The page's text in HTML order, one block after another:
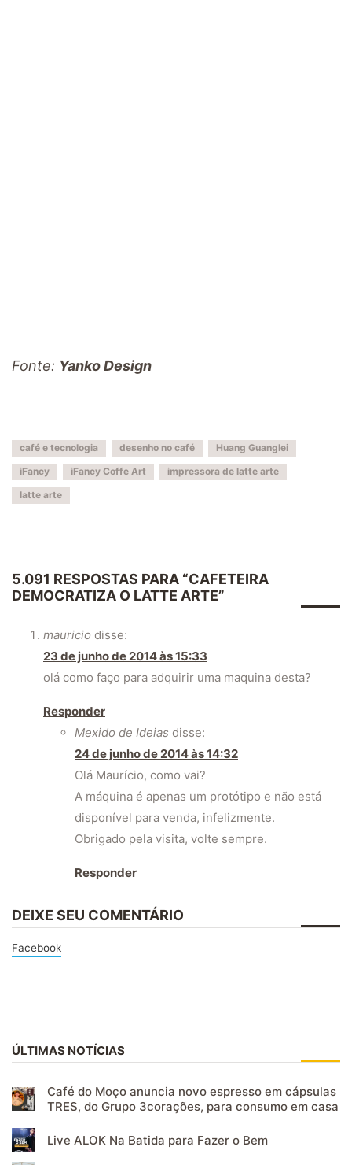
Fonte: Yanko Design
café e tecnologia desenho no café
Huang Guanglei
iFancy
iFancy Coffe Art
impressora de latte arte
latte arte
5.091 RESPOSTAS PARA “CAFETEIRA
DEMOCRATIZA O LATTE ARTE”
mauricio disse:
23 de junho de 2014 às 15:33
olá como faço para adquirir uma maquina desta?
Responder
Mexido de Ideias disse:
24 de junho de 2014 às 14:32
Olá Maurício, como vai?
A máquina é apenas um protótipo e não está
disponível para venda, infelizmente.
Obrigado pela visita, volte sempre.
Responder
DEIXE SEU COMENTÁRIO
Facebook
ÚLTIMAS NOTÍCIAS
Café do Moço anuncia novo espresso em cápsulas
TRES, do Grupo 3corações, para consumo em casa
Live ALOK Na Batida para Fazer o Bem